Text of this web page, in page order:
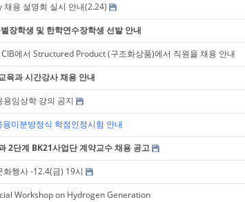
용 설명회 실시 안내(2.24)
장학생 및 한학연수장학생 선발 안내
에서 Structured Product (구조화상품)에서 직원을 채용 안내
육과 시간강사 채용 안내
임상학 강의 공지
미분방정식 학점인정시험 안내
2단계 BK21사업단 계약교수 채용 공고
화행사 -12.4(금) 19시
Workshop on Hydrogen Generation